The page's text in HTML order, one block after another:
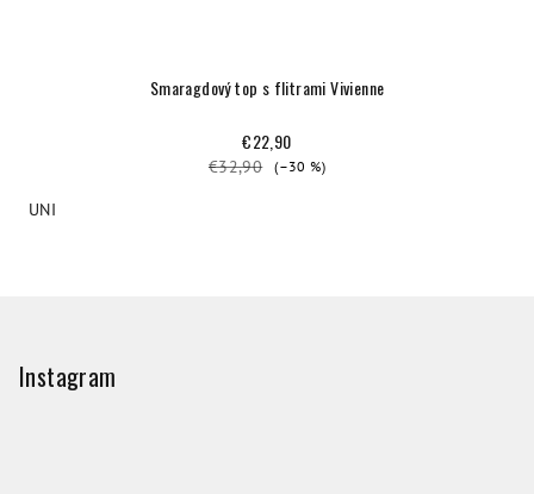
Smaragdový top s flitrami Vivienne
€22,90
€32,90 (–30 %)
UNI
Instagram